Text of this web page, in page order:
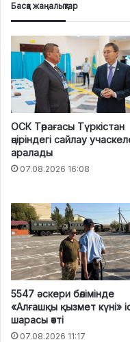
Басқа жаңалықтар
ОСК Төрағасы Түркістан
өңіріндегі сайлау
аралады
07.08.2026 16:08
5547 әскери бөлімінде
«Алғашқы қызмет күні»
шарасы өтті
07.08.2026 11:17